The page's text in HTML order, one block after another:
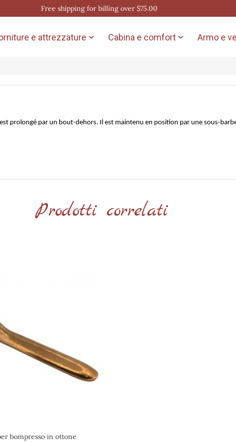
Free shipping for billing over $75.00
e attrezzature  Cabina e comfort  Armo e
prolongé par un bout-dehors. Il est maintenu en position par une sous-
Prodotti correlati
bompresso in ottone